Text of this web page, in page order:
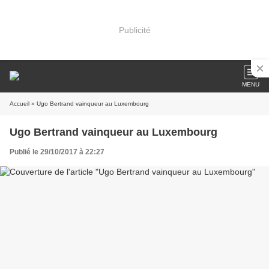
Publicité
MENU
Accueil » Ugo Bertrand vainqueur au Luxembourg
Ugo Bertrand vainqueur au Luxembourg
Publié le 29/10/2017 à 22:27